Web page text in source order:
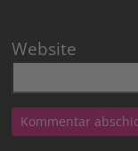
Website